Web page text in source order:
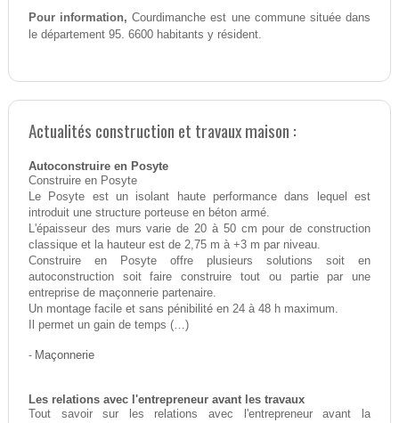
Pour information, Courdimanche est une commune située dans
le département 95. 6600 habitants y résident.
Actualités construction et travaux maison :
Autoconstruire en Posyte
Construire en Posyte
Le Posyte est un isolant haute performance dans lequel est
introduit une structure porteuse en béton armé.
L'épaisseur des murs varie de 20 à 50 cm pour de construction
classique et la hauteur est de 2,75 m à +3 m par niveau.
Construire en Posyte offre plusieurs solutions soit en
autoconstruction soit faire construire tout ou partie par une
entreprise de maçonnerie partenaire.
Un montage facile et sans pénibilité en 24 à 48 h maximum.
Il permet un gain de temps (…)
- Maçonnerie
Les relations avec l'entrepreneur avant les travaux
Tout savoir sur les relations avec l'entrepreneur avant la